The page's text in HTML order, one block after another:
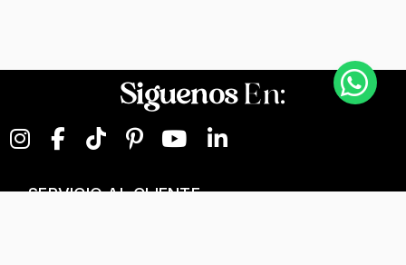
SiguenosEn:
SERVICIO AL CLIENTE